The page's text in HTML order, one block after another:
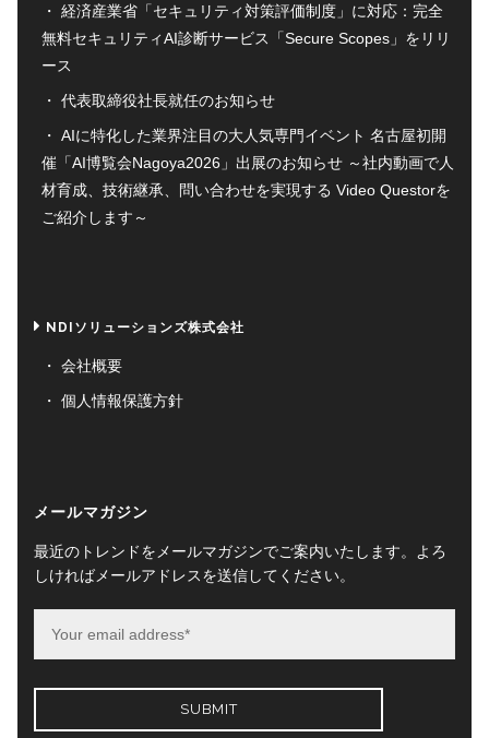
経済産業省「セキュリティ対策評価制度」に対応：完全
無料セキュリティAI診断サービス「Secure Scopes」をリリ
ース
代表取締役社長就任のお知らせ
AIに特化した業界注目の大人気専門イベント 名古屋初開
催「AI博覧会Nagoya2026」出展のお知らせ ～社内動画で人
材育成、技術継承、問い合わせを実現する Video Questorを
ご紹介します～
NDIソリューションズ株式会社
会社概要
個人情報保護方針
メールマガジン
最近のトレンドをメールマガジンでご案内いたします。よろ
しければメールアドレスを送信してください。